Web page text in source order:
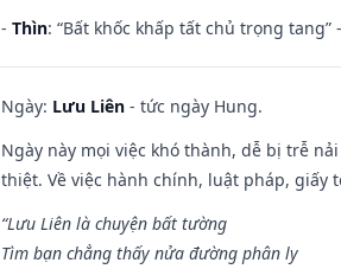
- Thìn: “Bất khốc khấp tất chủ trọng
Ngày: Lưu Liên - tức ngày Hung.
Ngày này mọi việc khó thành, dễ bị trễ
thiệt. Về việc hành chính, luật pháp, giấy
“Lưu Liên là chuyện bất tường
Tìm bạn chẳng thấy nửa đường phân ly